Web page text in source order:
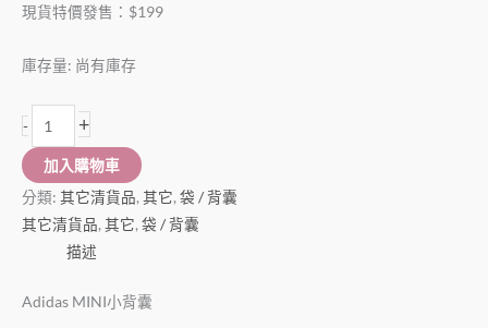
現貨特價發售：$199
庫存量: 尚有庫存
- +
加入購物車
分類: 其它清貨品, 其它, 袋 / 背囊
其它清貨品, 其它, 袋 / 背囊
描述
Adidas MINI小背囊